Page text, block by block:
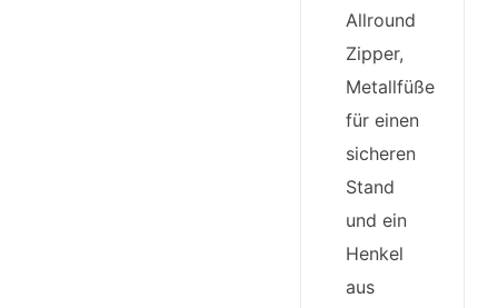
Allround
Zipper,
Metallfüße
für einen
sicheren
Stand
und ein
Henkel
aus